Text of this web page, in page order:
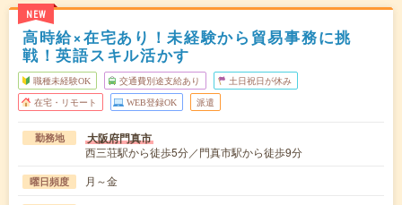
NEW
高時給×在宅あり！未経験から貿易事務に挑
戦！英語スキル活かす
職種未経験OK 交通費別途支給あり 土日祝日が休み
在宅・リモート WEB登録OK 派遣
勤務地 大阪府門真市
西三荘駅から徒歩5分／門真市駅から徒歩9分
曜日頻度 月～金